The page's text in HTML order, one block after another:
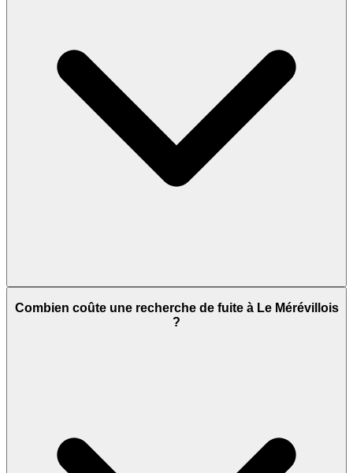
Combien coûte une recherche de fuite à Le Mérévillois
?